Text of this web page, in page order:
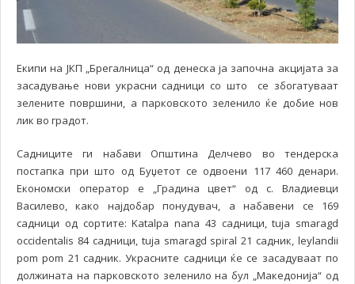
Екипи на ЈКП „Брегалница“ од денеска ја започна акцијата за
засадување нови украсни садници со што се збогатуваат
зелените површини, а парковското зеленило ќе добие нов
лик во градот.
Садниците ги набави Општина Делчево во тендерска
постапка при што од Буџетот се одвоени 117 460 денари.
Економски оператор е „Градина цвет“ од с. Владиевци
Василево, како најдобар понудувач, а набавени се 169
садници од сортите: Katalpa nana 43 садници, tuja smaragd
occidentalis 84 садници, tuja smaragd spiral 21 садник, leylandii
pom pom 21 садник. Украсните садници ќе се засадуваат по
должината на парковското зеленило на бул „Македонија“ од